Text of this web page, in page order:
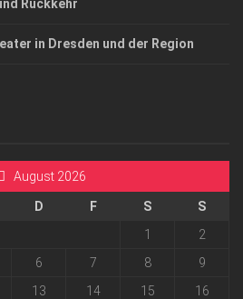
Rückkehr
in Dresden und der Region
August 2026
D F S
S
1
2
6 7 8
9
13 14 15
16